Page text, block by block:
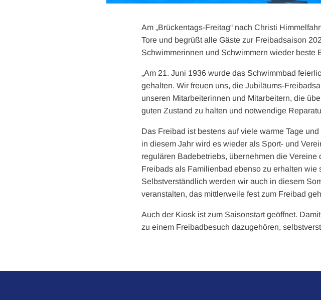
Am „Brückentags-Freitag“ nach Christi
Tore und begrüßt alle Gäste zur Freibadsaison
Schwimmerinnen und Schwimmern wieder beste
„Am 21. Juni 1936 wurde das Schwimmbad
gehalten. Wir freuen uns, die Jubiläums-
unseren Mitarbeiterinnen und Mitarbeitern, die
guten Zustand zu halten und notwendige
Das Freibad ist bestens auf viele warme Tage
in diesem Jahr wird es wieder als Sport- und
regulären Badebetriebs, übernehmen die
Freibads als Familienbad ebenso zu erhalten
Selbstverständlich werden wir auch in diesem
veranstalten, das mittlerweile fest zum Freibad
Auch der Kiosk ist zum Saisonstart geöffnet.
zu einem Freibadbesuch dazugehören,